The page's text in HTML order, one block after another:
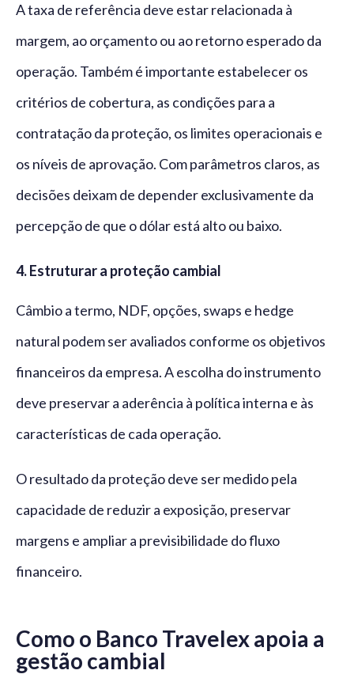
A taxa de referência deve estar relacionada à
margem, ao orçamento ou ao retorno esperado da
operação. Também é importante estabelecer os
critérios de cobertura, as condições para a
contratação da proteção, os limites operacionais e
os níveis de aprovação. Com parâmetros claros, as
decisões deixam de depender exclusivamente da
percepção de que o dólar está alto ou baixo.
4. Estruturar a proteção cambial
Câmbio a termo, NDF, opções, swaps e hedge
natural podem ser avaliados conforme os objetivos
financeiros da empresa. A escolha do instrumento
deve preservar a aderência à política interna e às
características de cada operação.
O resultado da proteção deve ser medido pela
capacidade de reduzir a exposição, preservar
margens e ampliar a previsibilidade do fluxo
financeiro.
Como o Banco Travelex apoia a
gestão cambial